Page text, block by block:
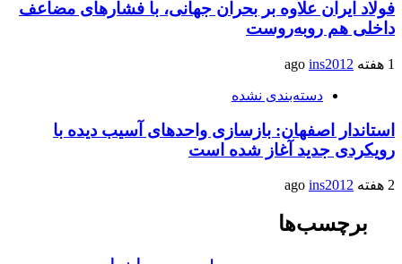
فولاد ایران علاوه بر بحران جهانی، با فشارهای مضاعف
داخلی هم روبه‌روست
1 هفته ago ins2012
دسته‌بندی نشده
استاندار اصفهان: بازسازی واحدهای آسیب دیده با
رویکردی جدید آغاز شده است
2 هفته ago ins2012
برچسب‌ها